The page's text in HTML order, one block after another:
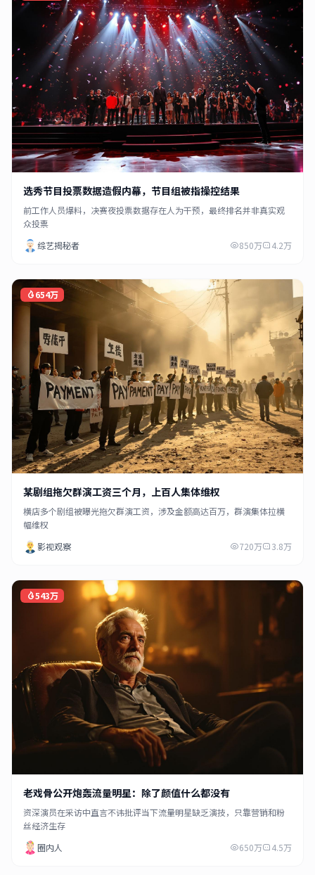
选秀节目投票数据造假内幕，节目组被指操控结果
前工作人员爆料，决赛夜投票数据存在人为干预，最终排名并非真实观
众投票
综艺揭秘者
850万 4.2万
654万
某剧组拖欠群演工资三个月，上百人集体维权
横店多个剧组被曝光拖欠群演工资，涉及金额高达百万，群演集体拉横
幅维权
影视观察
720万 3.8万
543万
老戏骨公开炮轰流量明星：除了颜值什么都没有
资深演员在采访中直言不讳批评当下流量明星缺乏演技，只靠营销和粉
丝经济生存
圈内人
650万 4.5万